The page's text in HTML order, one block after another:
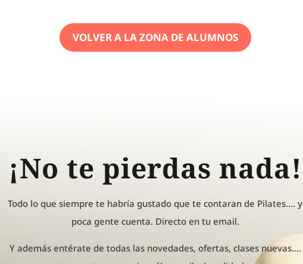
VOLVER A LA ZONA DE ALUMNOS
¡No te pierdas nada!
Todo lo que siempre te habría gustado que te contaran de Pilates.... y
poca gente cuenta. Directo en tu email.
Y además entérate de todas las novedades, ofertas, clases nuevas....